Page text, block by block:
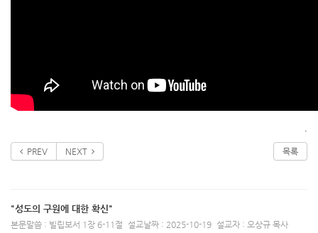
.
PREV NEXT 목록
"성도의 구원에 대한 확신"
본문말씀 : 빌립보서 1장 6-11절 설교날짜 : 2025-10-19 설교자 : 오상규 목사